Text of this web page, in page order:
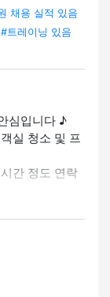
채용 실적 있음
#트레이닝 있음
#LGBTQ+ 프
심입니다 ♪
실 청소 및 프
간 정도 연락